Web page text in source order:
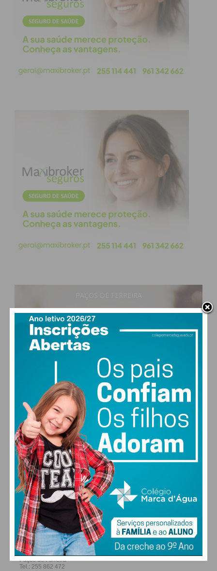
23°
vento: 1m/s O
30 °
SEX
28
SÁB
28
DOM
29
SEG
ALTERAR
FARMACIAS DE SERVIÇO EM PAÇOS DE
FERREIRA